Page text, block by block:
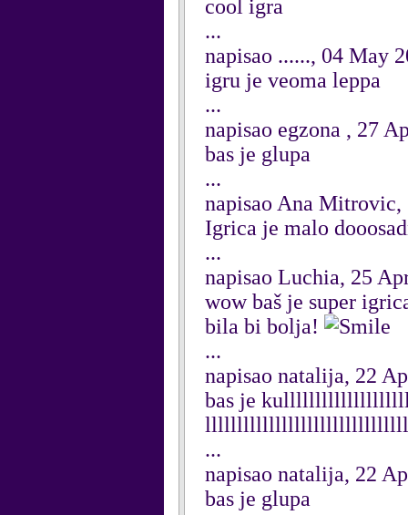
cool igra
...
napisao ......, 04 May
igru je veoma leppa
...
napisao egzona , 27
bas je glupa
...
napisao Ana
Igrica je malo
...
napisao Luchia, 25
wow baš je super
bila bi bolja!
...
napisao natalija, 22
bas je
...
napisao natalija, 22
bas je glupa